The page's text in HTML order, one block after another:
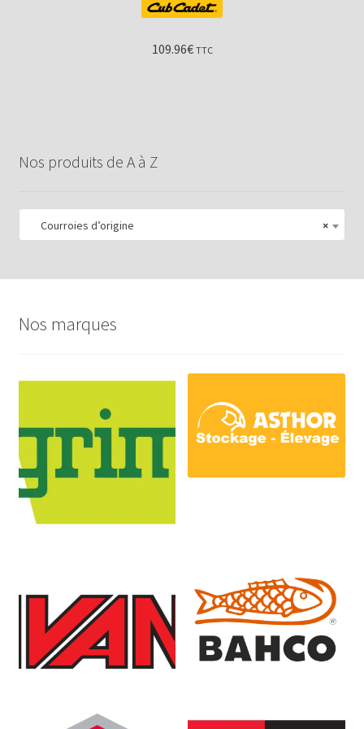
109.96€ TTC
Nos produits de A à Z
×
Courroies d’origine
Nos marques